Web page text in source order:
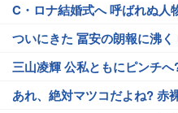
C・ロナ結婚式へ 呼ばれぬ人
ついにきた 冨安の朗報に沸く
三山凌輝 公私ともにピンチへ
あれ、絶対マツコだよね? 赤